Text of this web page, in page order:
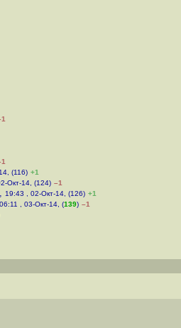
(116) +1
Окт-14, (124) –1
, 19:43 , 02-Окт-14, (126) +1
06:11 , 03-Окт-14, (139) –1